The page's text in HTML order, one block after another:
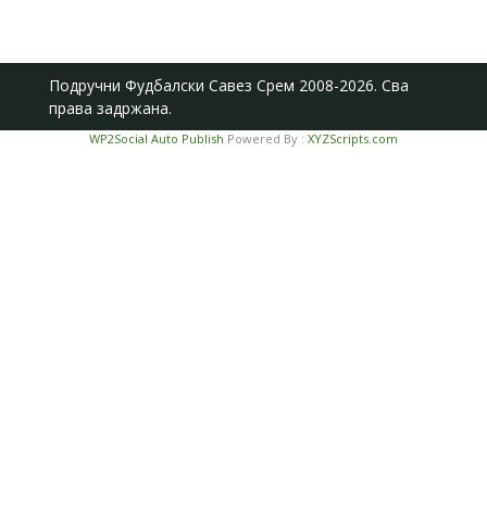
Подручни Фудбалски Савез Срем 2008-2026. Сва
права задржана.
WP2Social Auto Publish Powered By : XYZScripts.com